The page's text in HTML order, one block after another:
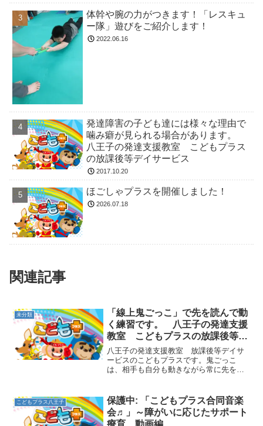
体幹や腕の力がつきます！「レスキュ
ー隊」遊びをご紹介します！
2022.06.16
発達障害の子ども達には様々な理由で
噛み癖が見られる場合があります。
八王子の発達支援教室 こどもプラス
の放課後等デイサービス
2017.10.20
ほごしゃプラスを開催しました！
2026.07.18
関連記事
未分類
「線上鬼ごっこ」で先を読んで動
く練習です。 八王子の発達支援
教室 こどもプラスの放課後等デ
イサービス
八王子の発達支援教室 放課後等デイサ
ービスのこどもプラスです。鬼ごっこ
は、相手も自分も動きながら常に先を読
するリスクが高く、すべての子が同じよ
うに動くことができないので...
こどもプラス八王子
保護中: 「こどもプラス合同音楽
会♬」～障がいに応じたサポート
療育 動画編